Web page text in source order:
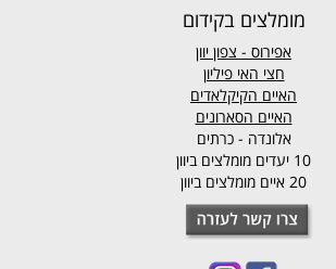
מומלצים בקידום
אפירוס - צפון יוון
חצי האי פיליון
האיים הקיקלאדים
האיים הסארונים
אלונדה - כרתים
10 יעדים מומלצים ביוון
20 איים מומלצים ביוון